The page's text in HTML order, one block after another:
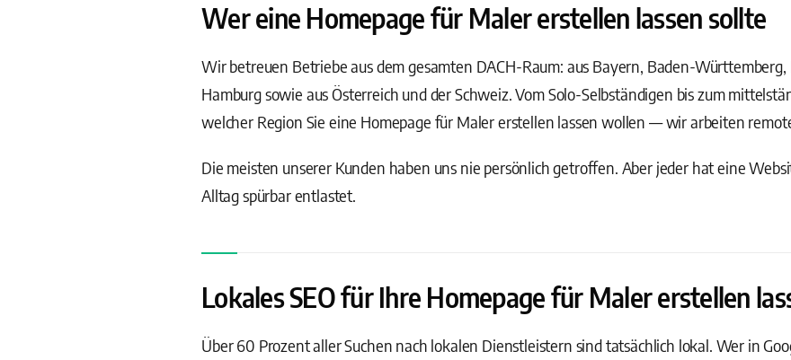
Wer eine Homepage für Maler erstellen lassen sollte
Wir betreuen Betriebe aus dem gesamten DACH-Raum: aus Bayern, Baden-Württemberg,
Hamburg sowie aus Österreich und der Schweiz. Vom Solo-Selbständigen bis zum
welcher Region Sie eine Homepage für Maler erstellen lassen wollen — wir arbeiten
Die meisten unserer Kunden haben uns nie persönlich getroffen. Aber jeder hat eine
Alltag spürbar entlastet.
Lokales SEO für Ihre Homepage für Maler erstellen
Über 60 Prozent aller Suchen nach lokalen Dienstleistern sind tatsächlich lokal. Wer in